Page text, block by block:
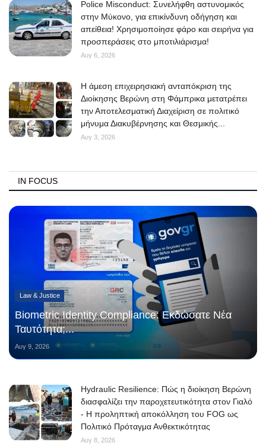
Police Misconduct: Συνελήφθη αστυνομικός
στην Μύκονο, για επικίνδυνη οδήγηση και
απείθεια! Χρησιμοποίησε φάρο και σειρήνα για
προσπεράσεις στο μποτιλιάρισμα!
Αυγ 6, 2026
Η άμεση επιχειρησιακή ανταπόκριση της
Διοίκησης Βερώνη στη Φάμπρικα μετατρέπει
την Αποτελεσματική Διαχείριση σε πολιτικό
μήνυμα Διακυβέρνησης και Θεσμικής...
Αυγ 3, 2026
IN FOCUS
Law & Justice
Biometric Identity Compliance: Εκδώσατε Νέα
Ταυτότητα;...
Αυγ 9, 2026
Hydraulic Resilience: Πώς η διοίκηση Βερώνη
διασφαλίζει την παροχετευτικότητα στον Γιαλό
- Η προληπτική αποκόλληση του FOG ως
Πολιτικό Πρόταγμα Ανθεκτικότητας
Αυγ 8, 2026